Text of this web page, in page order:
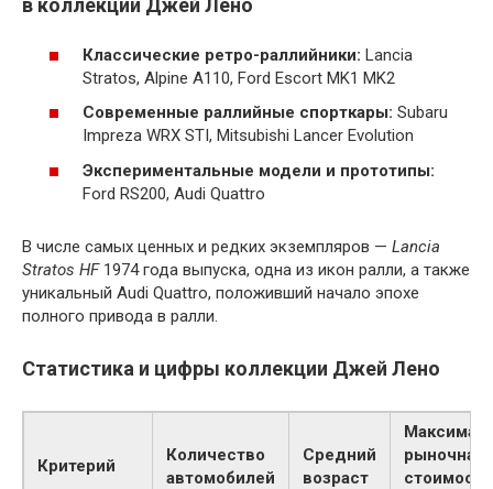
в коллекции Джей Лено
Классические ретро-раллийники: Lancia
Stratos, Alpine A110, Ford Escort MK1 MK2
Современные раллийные спорткары: Subaru
Impreza WRX STI, Mitsubishi Lancer Evolution
Экспериментальные модели и прототипы:
Ford RS200, Audi Quattro
В числе самых ценных и редких экземпляров — Lancia
Stratos HF1974 года выпуска, одна из икон ралли, а также
уникальный Audi Quattro, положивший начало эпохе
полного привода в ралли.
Статистика и цифры коллекции Джей Лено
Критерий
Количество
автомобилей
Средний
возраст
рыночная
стоимость